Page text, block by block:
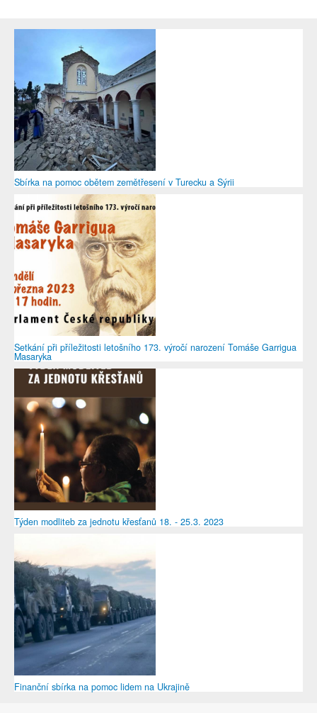
Sbírka na pomoc obětem zemětřesení v Turecku a Sýrii
Setkání při příležitosti letošního 173. výročí narození Tomáše Garrigua
Masaryka
Týden modliteb za jednotu křesťanů 18. - 25.3. 2023
Finanční sbírka na pomoc lidem na Ukrajině